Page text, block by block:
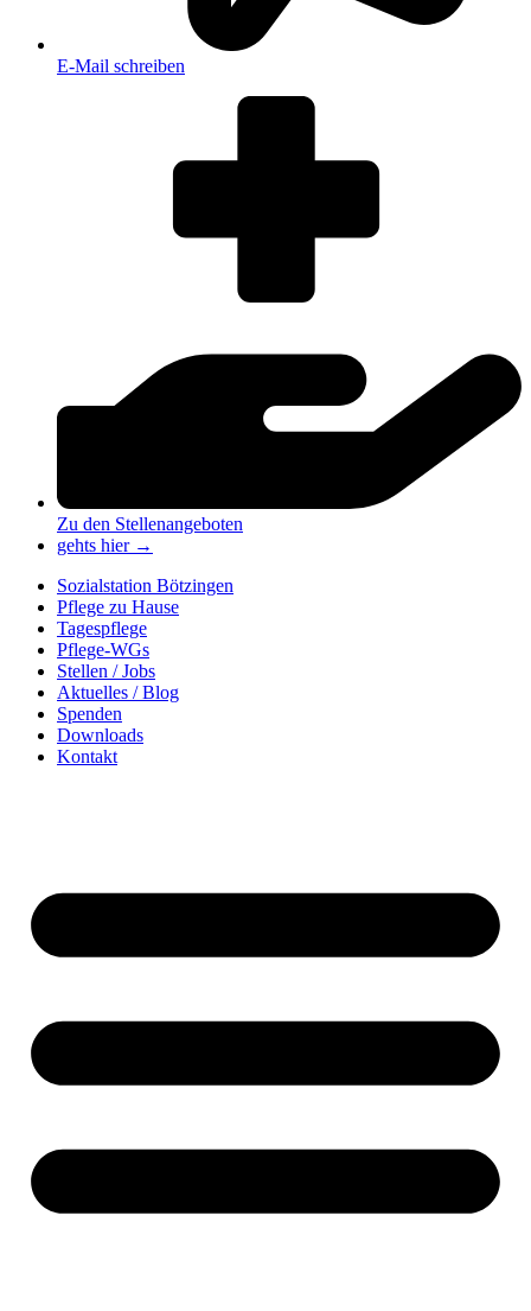
E-Mail schreiben
Zu den Stellenangeboten
gehts hier →
Sozialstation Bötzingen
Pflege zu Hause
Tagespflege
Pflege-WGs
Stellen / Jobs
Aktuelles / Blog
Spenden
Downloads
Kontakt